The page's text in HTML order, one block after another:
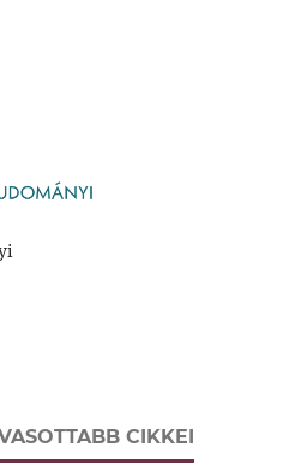
CIKKEI